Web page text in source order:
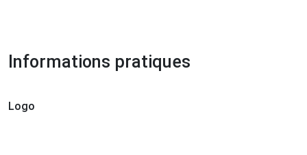
Informations pratiques
Logo